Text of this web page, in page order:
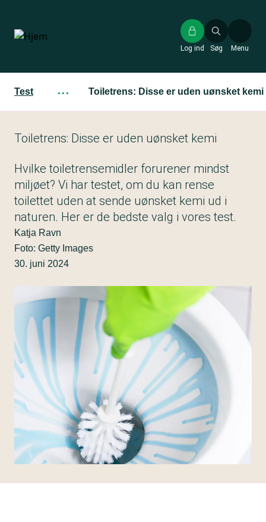
hovedindhold
Søg
Log ind Menu
Test ··· Toiletrens: Disse er uden uønsket kemi
Toiletrens: Disse er uden uønsket kemi
Hvilke toiletrensemidler forurener mindst
miljøet? Vi har testet, om du kan rense
toilettet uden at sende uønsket kemi ud i
naturen. Her er de bedste valg i vores test.
Katja Ravn
Foto: Getty Images
30. juni 2024